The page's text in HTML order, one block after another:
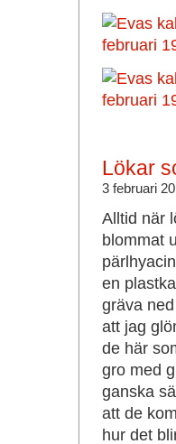
Lökar
3 februari
Alltid när
blommat
en
gräva
att jag
de här
gro med
ganska
att de
hur det